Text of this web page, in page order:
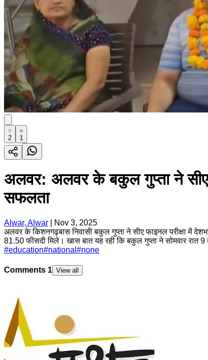
2 1
अलवर: अलवर के बकुल गुप्ता ने सीए
सफलता
Alwar, Alwar
Nov 3, 2025
अलवर के किशनगढ़बास निवासी बकुल गुप्ता ने सीए फाइनल परीक्षा में
81.50 फीसदी मिले। खास बात यह रही कि बकुल गुप्ता ने सोमवार रात
#education#national #none
Comments 1 View all